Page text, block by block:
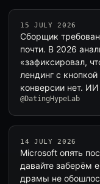
15 JULY 2026
Сборщик
почти. В 2026
«зафиксировал,
лендинг с
конверсии нет.
@DatingHypeLab
14 JULY 2026
Microsoft опять
давайте заберём
драмы не